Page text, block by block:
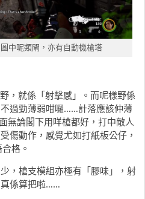
中呢類閘，亦有自動機槍塔
，就係「射擊感」。而呢樣野係
過勁薄弱咁囉……計落應該仲薄
無論閣下用咩槍都好，打中敵人
傷動作，感覺尤如打紙板公仔，
格。
，槍支模組亦極有「膠味」，射
係算把啦……